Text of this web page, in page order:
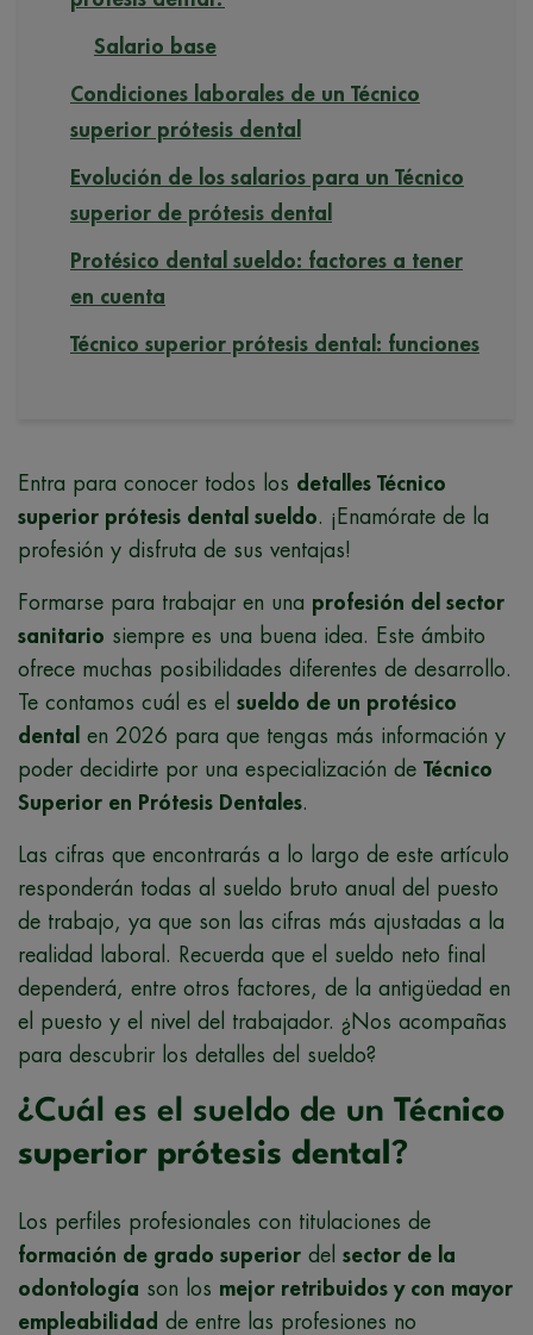
Salario base
Condiciones laborales de un Técnico
superior prótesis dental
Evolución de los salarios para un Técnico
superior de prótesis dental
Protésico dental sueldo: factores a tener
en cuenta
Técnico superior prótesis dental: funciones
Entra para conocer todos los detalles Técnico
superior prótesis dental sueldo. ¡Enamórate de la
profesión y disfruta de sus ventajas!
Formarse para trabajar en una profesión del sector
sanitario siempre es una buena idea. Este ámbito
ofrece muchas posibilidades diferentes de desarrollo.
Te contamos cuál es el sueldo de un protésico
dental
en 2026 para que tengas más información y
poder decidirte por una especialización de Técnico
Superior en Prótesis Dentales.
Las cifras que encontrarás a lo largo de este artículo
responderán todas al sueldo bruto anual del puesto
de trabajo, ya que son las cifras más ajustadas a la
realidad laboral. Recuerda que el sueldo neto final
dependerá, entre otros factores, de la antigüedad en
el puesto y el nivel del trabajador. ¿Nos acompañas
para descubrir los detalles del sueldo?
¿Cuál es el sueldo de un Técnico
superior prótesis dental?
Los perfiles profesionales con titulaciones de
formación de grado superior del sector de la
odontología son los mejor retribuidos y con mayor
empleabilidad de entre las profesiones no